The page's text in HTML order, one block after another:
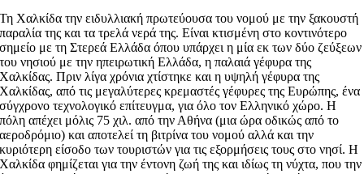
Τη Χαλκίδα την ειδυλλιακή πρωτεύουσα του νομού με την ξακουστή
παραλία της και τα τρελά νερά της. Είναι κτισμένη στο κοντινότερο
σημείο με τη Στερεά Ελλάδα όπου υπάρχει η μία εκ των δύο ζεύξεων
του νησιού με την ηπειρωτική Ελλάδα, η παλαιά γέφυρα της
Χαλκίδας. Πριν λίγα χρόνια χτίστηκε και η υψηλή γέφυρα της
Χαλκίδας, από τις μεγαλύτερες κρεμαστές γέφυρες της Ευρώπης, ένα
σύγχρονο τεχνολογικό επίτευγμα, για όλο τον Ελληνικό χώρο. Η
πόλη απέχει μόλις 75 χιλ. από την Αθήνα (μια ώρα οδικώς από το
αεροδρόμιο) και αποτελεί τη βιτρίνα του νομού αλλά και την
κυριότερη είσοδο των τουριστών για τις εξορμήσεις τους στο νησί. Η
Χαλκίδα φημίζεται για την έντονη ζωή της και ιδίως τη νύχτα, που την